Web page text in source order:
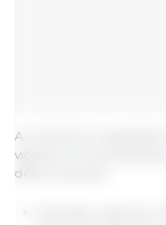
Au-delà de
vigilance et la
déterminantes :